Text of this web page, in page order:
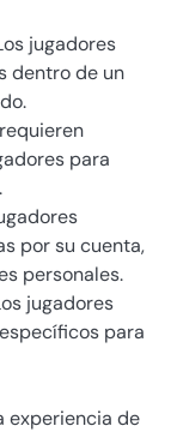
jugadores
dentro de un
para
por su cuenta,
personales.
jugadores
para
experiencia de